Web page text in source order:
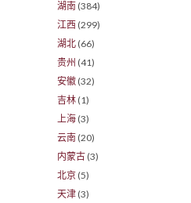
湖南 (384)
江西 (299)
湖北 (66)
贵州 (41)
安徽 (32)
吉林 (1)
上海 (3)
云南 (20)
内蒙古 (3)
北京 (5)
天津 (3)